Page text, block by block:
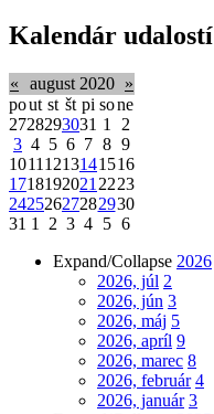
Kalendár udalostí
« august 2020 »
pout st št pi sone
2728293031 1
2
3 4 5 6 7 8 9
1011 1213141516
1718192021 2223
24252627282930
31 1 2 3 4 5 6
Expand/Collapse 2026
2026, júl 2
2026, jún 3
2026, máj 5
2026, apríl 9
2026, marec 8
2026, február 4
2026, január 3